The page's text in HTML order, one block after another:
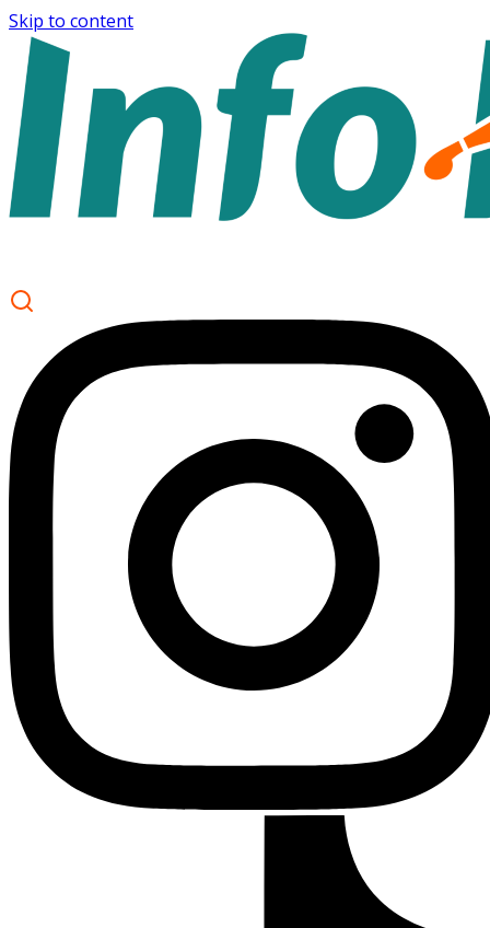
Skip to content